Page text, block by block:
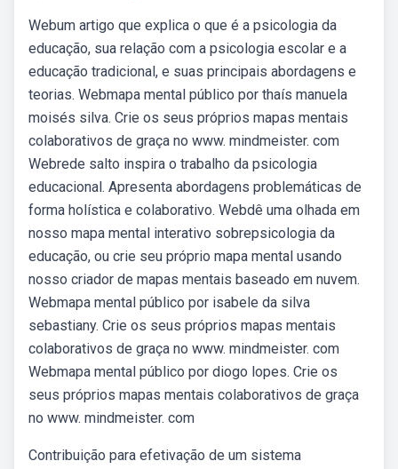
Webum artigo que explica o que é a psicologia da
educação, sua relação com a psicologia escolar e a
educação tradicional, e suas principais abordagens e
teorias. Webmapa mental público por thaís manuela
moisés silva. Crie os seus próprios mapas mentais
colaborativos de graça no www. mindmeister. com
Webrede salto inspira o trabalho da psicologia
educacional. Apresenta abordagens problemáticas de
forma holística e colaborativo. Webdê uma olhada em
nosso mapa mental interativo sobrepsicologia da
educação, ou crie seu próprio mapa mental usando
nosso criador de mapas mentais baseado em nuvem.
Webmapa mental público por isabele da silva
sebastiany. Crie os seus próprios mapas mentais
colaborativos de graça no www. mindmeister. com
Webmapa mental público por diogo lopes. Crie os
seus próprios mapas mentais colaborativos de graça
no www. mindmeister. com
Contribuição para efetivação de um sistema